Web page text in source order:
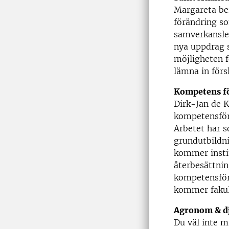
Margareta
förändring
nya uppdrag
möjligheten
lämna in
Kompetens
Dirk-Jan de
Arbetet har
kommer
kommer
Agronom &
Du väl inte